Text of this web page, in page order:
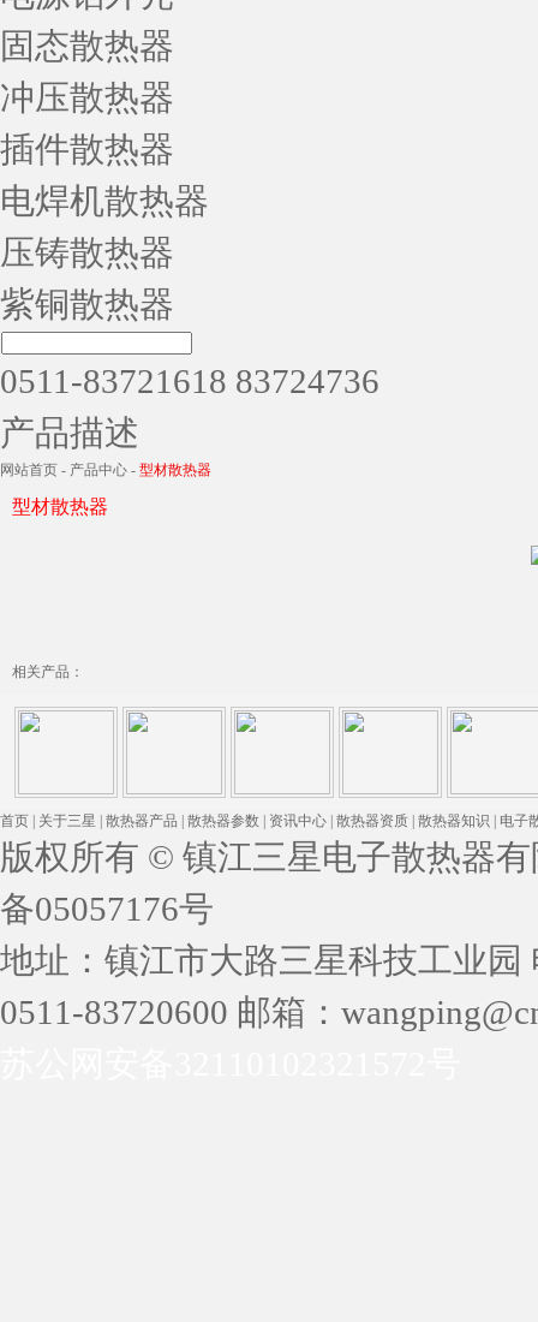
固态散热器
冲压散热器
插件散热器
电焊机散热器
压铸散热器
紫铜散热器
0511-83721618 83724736
产品描述
网站首页 - 产品中心 - 型材散热器
型材散热器
相关产品：
首页 关于三星 散热器产品 散热器参数 资讯中心 散热器资质 散热器知识 电子
版权所有 © 镇江三星电子散热器
备05057176号
地址：镇江市大路三星科技工业园
0511-83720600 邮箱：